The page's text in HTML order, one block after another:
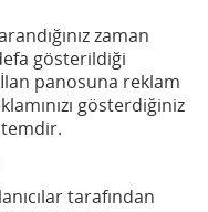
zaman
gösterildiği
panosuna reklam
gösterdiğiniz
tarafından